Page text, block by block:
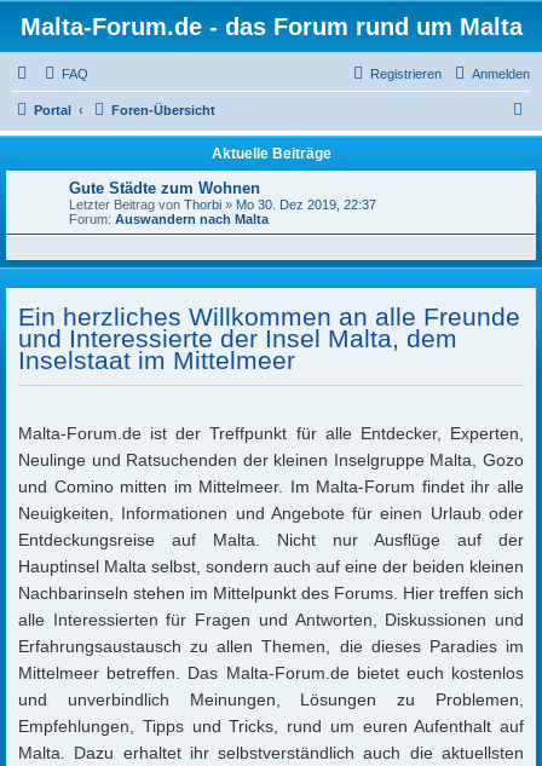
Malta-Forum.de - das Forum rund um Malta
FAQ Anmelden
Registrieren
Portal Foren-Übersicht
u
Aktuelle Beiträge
Gute Städte zum Wohnen
Letzter Beitrag von Thorbi » Mo 30. Dez 2019, 22:37
Forum: Auswandern nach Malta
Ein herzliches Willkommen an alle Freunde
und Interessierte der Insel Malta, dem
Inselstaat im Mittelmeer
Malta-Forum.de ist der Treffpunkt für alle Entdecker, Experten,
Neulinge und Ratsuchenden der kleinen Inselgruppe Malta, Gozo
und Comino mitten im Mittelmeer. Im Malta-Forum findet ihr alle
Neuigkeiten, Informationen und Angebote für einen Urlaub oder
Entdeckungsreise auf Malta. Nicht nur Ausflüge auf der
Hauptinsel Malta selbst, sondern auch auf eine der beiden kleinen
Nachbarinseln stehen im Mittelpunkt des Forums. Hier treffen sich
alle Interessierten für Fragen und Antworten, Diskussionen und
Erfahrungsaustausch zu allen Themen, die dieses Paradies im
Mittelmeer betreffen. Das Malta-Forum.de bietet euch kostenlos
und unverbindlich Meinungen, Lösungen zu Problemen,
Empfehlungen, Tipps und Tricks, rund um euren Aufenthalt auf
Malta. Dazu erhaltet ihr selbstverständlich auch die aktuellsten